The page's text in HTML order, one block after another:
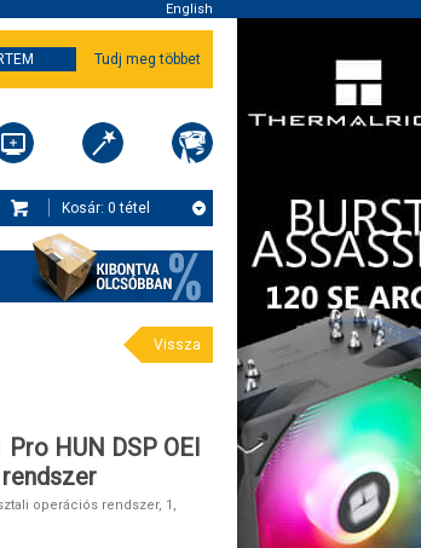
English
Tudj meg többet
Kosár: 0 tétel
Vissza
HUN DSP OEI
operációs rendszer, 1,